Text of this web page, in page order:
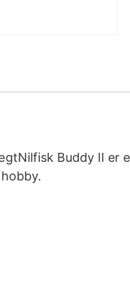
Buddy II er